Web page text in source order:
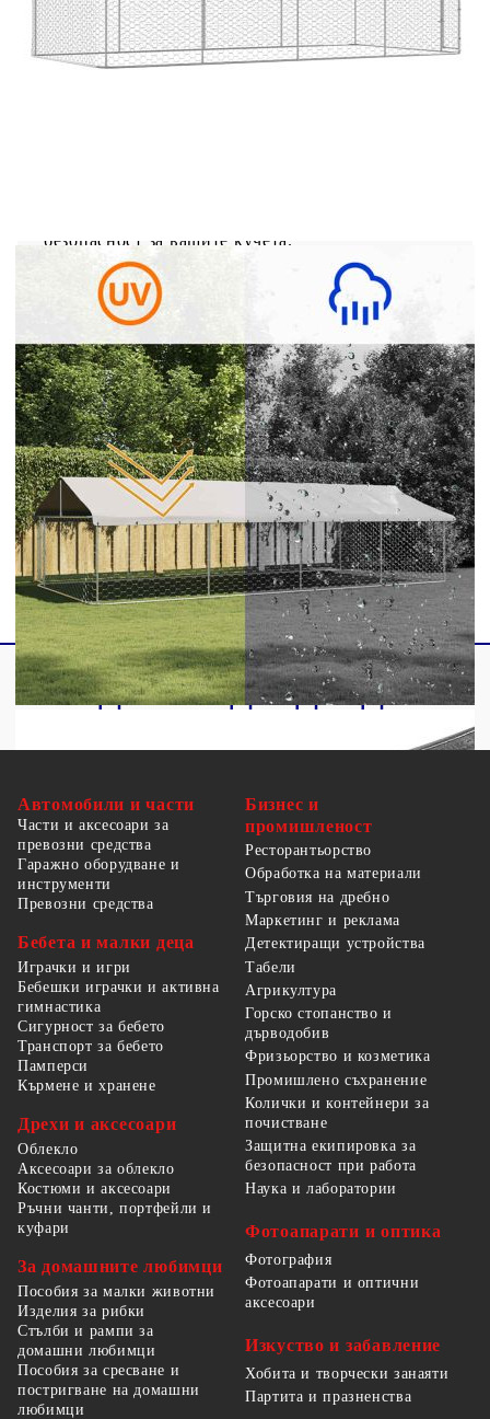
инциденти и неочаквани аварии, като
същевременно позволява вентилация.
Благодарение на здравата и стабилна
безопасност за вашите кучета.
Цвят: Сребрист
Материал: Поцинкована стомана, текстил
(100% полиетилен)
Общи размери: 600 x 300 x 150 cм (Д x Ш x
В)
Размери на вратата: 45 x 91 см (Ш х В)
С покрив
Заключваща система с резе
Необходимо сглобяване: Да
Автомобили и части
Части и аксесоари за
превозни средства
Гаражно оборудване и
инструменти
Превозни средства
Бебета и малки деца
Играчки и игри
Бебешки играчки и активна
гимнастика
Сигурност за бебето
Транспорт за бебето
Памперси
Кърмене и хранене
Дрехи и аксесоари
Облекло
Аксесоари за облекло
Костюми и аксесоари
Ръчни чанти, портфейли и
куфари
За домашните любимци
Пособия за малки животни
Изделия за рибки
Стълби и рампи за
домашни любимци
Пособия за сресване и
постригване на домашни
любимци
Бизнес и
промишленост
Ресторантьорство
Обработка на материали
Търговия на дребно
Маркетинг и реклама
Детектиращи устройства
Табели
Агрикултура
Горско стопанство и
дърводобив
Фризьорство и козметика
Промишлено съхранение
Колички и контейнери за
почистване
Защитна екипировка за
безопасност при работа
Наука и лаборатории
Фотоапарати и оптика
Фотография
Фотоапарати и оптични
аксесоари
Изкуство и забавление
Хобита и творчески занаяти
Партита и празненства